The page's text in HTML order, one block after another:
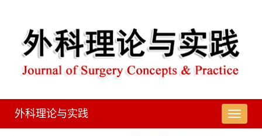
导
航
外科理论与实践